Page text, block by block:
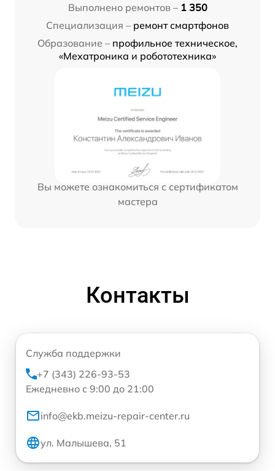
Выполнено ремонтов – 1 350
Специализация – ремонт смартфонов
Образование – профильное техническое,
«Мехатроника и робототехника»
Вы можете ознакомиться с сертификатом
мастера
Контакты
Служба поддержки
+7 (343) 226-93-53
Ежедневно с 9:00 до 21:00
info@ekb.meizu-repair-center.ru
ул. Малышева, 51